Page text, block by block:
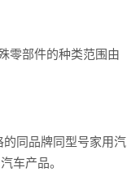
零部件的种类范围由
同品牌同型号家用汽
车产品。